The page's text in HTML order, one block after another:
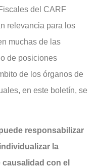
del CARF
relevancia para los
muchas de las
de posiciones
de los órganos de
en este boletín, se
responsabilizar
la
con el